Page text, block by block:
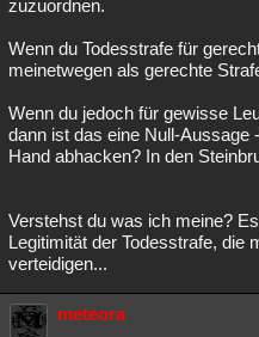
zuzuordnen.
Wenn du Todesstrafe für
meinetwegen als gerechte
Wenn du jedoch für gewisse
dann ist das eine Null-Aussage
Hand abhacken? In den
Verstehst du was ich meine?
Legitimität der Todesstrafe, die
verteidigen...
meteora